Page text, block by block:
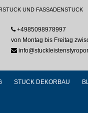
UND FASSADENSTUCK
+4985098978997
von Montag bis Freitag
STUCK DEKORBAU